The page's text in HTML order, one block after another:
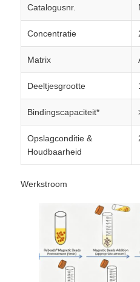
Fabriekstour
Kwaliteitscontrole
Neem contact met ons op
Nieuws
Vraag een offerte aan
magnetische kralen
DNA / RNA extractie kits
Catalogusnr.
Concentratie
Matrix
Deeltjesgrootte
Bindingscapaciteit*
Opslagconditie &
Houdbaarheid
Werkstroom